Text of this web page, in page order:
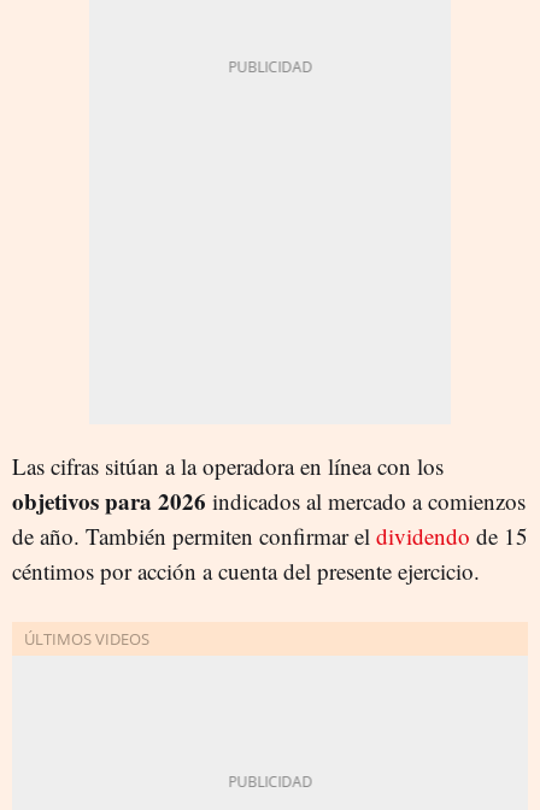
Las cifras sitúan a la operadora en línea con los
objetivos para 2026 indicados al mercado a comienzos
de año. También permiten confirmar el dividendo de 15
céntimos por acción a cuenta del presente ejercicio.